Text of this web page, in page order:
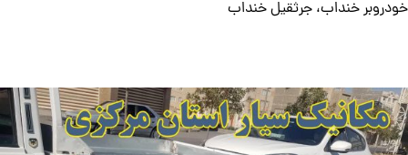
خودروبر خنداب، جرثقیل خنداب